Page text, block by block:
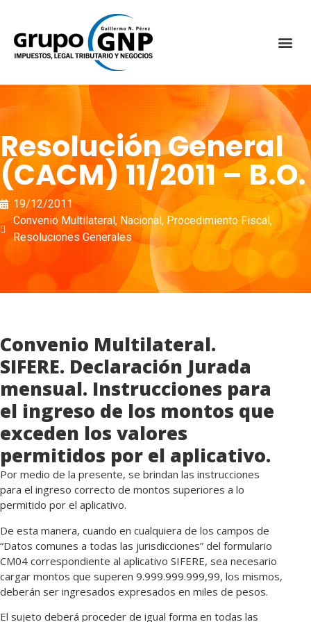
Resolución General
(CACM) 11/2011 – B.O.
19/12/2011
Convenio Multilateral, Nacional, Procedimiento Fiscal,
Resoluciones Generales
Convenio Multilateral.
SIFERE. Declaración Jurada
mensual. Instrucciones para
el ingreso de los montos que
exceden los valores
permitidos por el aplicativo.
Por medio de la presente, se brindan las instrucciones
para el ingreso correcto de montos superiores a lo
permitido por el aplicativo.
De esta manera, cuando en cualquiera de los campos de
“Datos comunes a todas las jurisdicciones” del formulario
CM04 correspondiente al aplicativo SIFERE, sea necesario
cargar montos que superen 9.999.999.999,99, los mismos,
deberán ser ingresados expresados en miles de pesos.
El sujeto deberá proceder de igual forma en todas las